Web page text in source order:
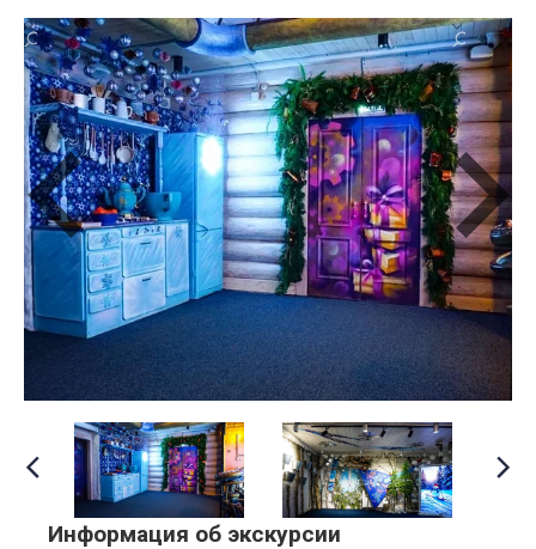
Информация об экскурсии